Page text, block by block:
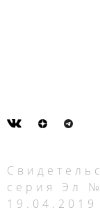
серия Эл
19.04.2019